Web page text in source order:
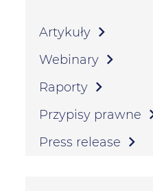
Artykuły
Webinary
Raporty
Przypisy prawne
Press release